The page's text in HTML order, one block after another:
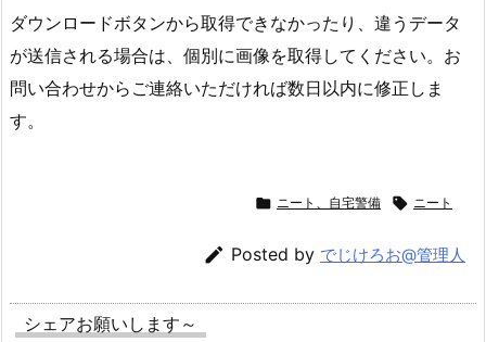
ダウンロードボタンから取得できなかったり、違うデータ
が送信される場合は、個別に画像を取得してください。お
問い合わせからご連絡いただければ数日以内に修正しま
す。
 ニート、自宅警備  ニート
 Posted by でじけろお@管理人
シェアお願いします～